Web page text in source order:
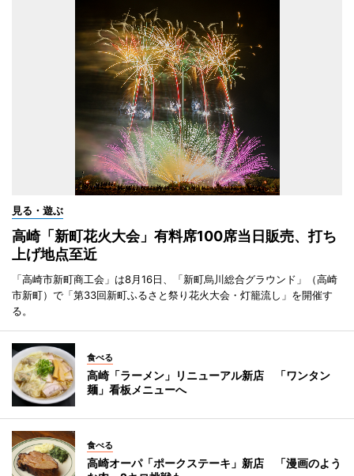
見る・遊ぶ
高崎「新町花火大会」有料席100席当日販売、打ち
上げ地点至近
「高崎市新町商工会」は8月16日、「新町烏川総合グラウンド」（高崎
市新町）で「第33回新町ふるさと祭り花火大会・灯籠流し」を開催す
る。
食べる
高崎「ラーメン」リニューアル新店 「ワンタン
麺」看板メニューへ
食べる
高崎オーパ「ポークステーキ」新店 「漫画のよう